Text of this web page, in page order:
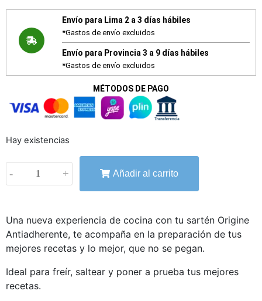
Envío para Lima 2 a 3 días hábiles
*Gastos de envío excluidos
Envío para Provincia 3 a 9 días hábiles
*Gastos de envío excluidos
MÉTODOS DE PAGO
Hay existencias
- + Añadir al carrito
Una nueva experiencia de cocina con tu sartén Origine
Antiadherente, te acompaña en la preparación de tus
mejores recetas y lo mejor, que no se pegan.
Ideal para freír, saltear y poner a prueba tus mejores
recetas.